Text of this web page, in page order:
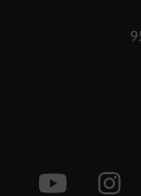
YouTube